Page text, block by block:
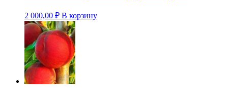
2 000,00 ₽ В корзину